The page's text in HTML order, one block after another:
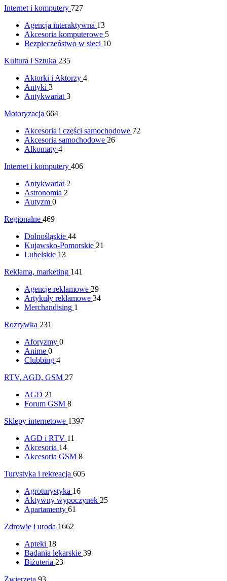
Internet i komputery 727
Agencja interaktywna 13
Akcesoria komputerowe 5
Bezpieczeństwo w sieci 10
Kultura i Sztuka 235
Aktorki i Aktorzy 4
Antyki 3
Antykwariat 3
Motoryzacja 664
Akcesoria i części samochodowe 72
Akcesoria samochodowe 26
Alkomaty 4
Internet i komputery 406
Antykwariat 2
Astronomia 2
Autyzm 0
Regionalne 469
Dolnośląskie 44
Kujawsko-Pomorskie 21
Lubelskie 13
Reklama, marketing 141
Agencje reklamowe 29
Artykuły reklamowe 34
Merchandising 1
Rozrywka 231
Aforyzmy 0
Anime 0
Clubbing 4
RTV, AGD, GSM 27
AGD 21
Forum GSM 8
Sklepy internetowe 1397
AGD i RTV 11
Akcesoria 14
Akcesoria GSM 8
Turystyka i rekreacja 605
Agroturystyka 16
Aktywny wypoczynek 25
Apartamenty 61
Zdrowie i uroda 1662
Apteki 18
Badania lekarskie 39
Biżuteria 23